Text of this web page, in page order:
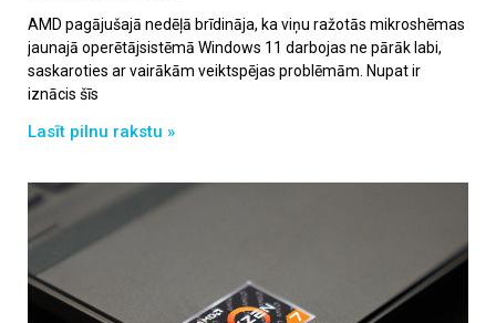
AMD pagājušajā nedēļā brīdināja, ka viņu ražotās mikroshēmas
jaunajā operētājsistēmā Windows 11 darbojas ne pārāk labi,
saskaroties ar vairākām veiktspējas problēmām. Nupat ir
iznācis šīs
Lasīt pilnu rakstu »